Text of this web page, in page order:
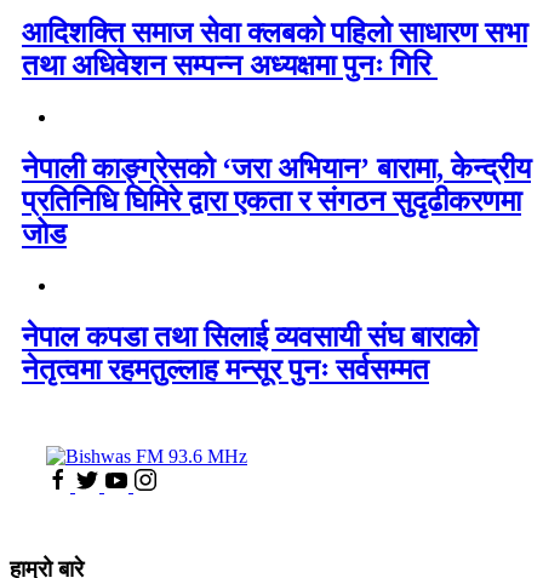
आदिशक्ति समाज सेवा क्लबको पहिलो साधारण सभा
तथा अधिवेशन सम्पन्न अध्यक्षमा पुनः गिरि
नेपाली काङ्ग्रेसको ‘जरा अभियान’ बारामा, केन्द्रीय
प्रतिनिधि घिमिरे द्वारा एकता र संगठन सुदृढीकरणमा
जोड
नेपाल कपडा तथा सिलाई व्यवसायी संघ बाराको
नेतृत्वमा रहमतुल्लाह मन्सूर पुनः सर्वसम्मत
हाम्रो बारे